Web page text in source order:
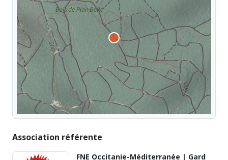
Association référente
FNE Occitanie-Méditerranée | Gard